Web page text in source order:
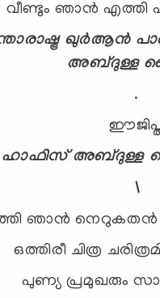
വീണ്ടും ഞാന്‍ എത്തി
ഖുര്‍ആന്‍
അബ്ദുള്ള
.
ഹാഫിസ്‌ അബ്ദുള്ള
\
ഞാന്‍ നെറുകതന്‍
ഒത്തിരീ ചിത്ര
പുണ്യ പ്രമുഖരും